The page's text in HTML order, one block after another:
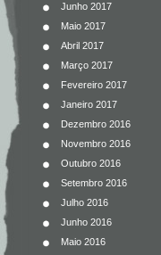
Junho 2017
Maio 2017
Abril 2017
Março 2017
Fevereiro 2017
Janeiro 2017
Dezembro 2016
Novembro 2016
Outubro 2016
Setembro 2016
Julho 2016
Junho 2016
Maio 2016